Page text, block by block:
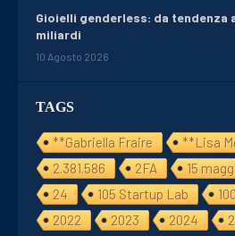
TAGS
**Gabriella Fraire **Lisa
2.381.586
2FA 15
24
105 Startup Lab
2022
2023 2024
Gioielli genderless: da tendenza
miliardi
10 Agosto 2026